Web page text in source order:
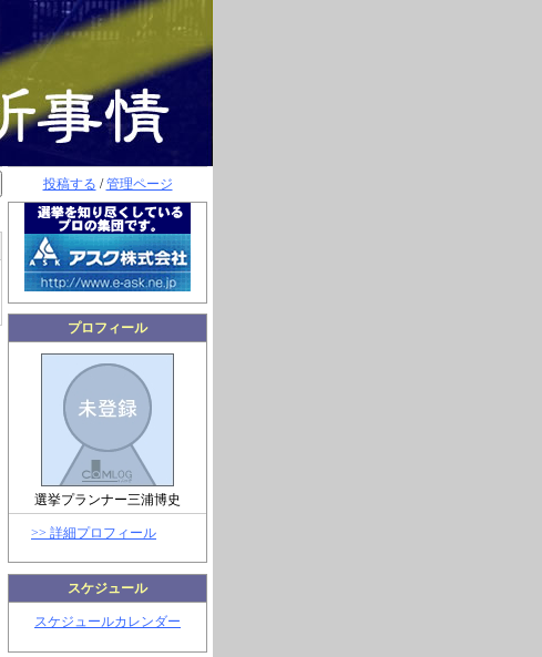
投稿する /管理ページ
プロフィール
選挙プランナー三浦博史
>> 詳細プロフィール
スケジュール
スケジュールカレンダー